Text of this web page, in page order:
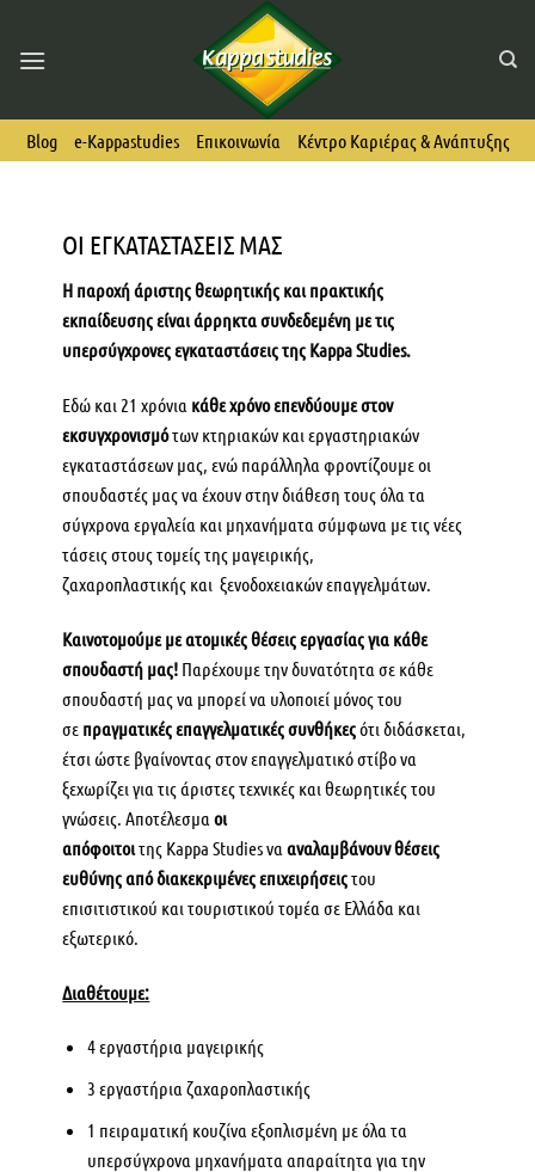
content
Blog e-Kappastudies Επικοινωνία Κέντρο Καριέρας & Ανάπτυξης
ΟΙ ΕΓΚΑΤΑΣΤΑΣΕΙΣ ΜΑΣ
Η παροχή άριστης θεωρητικής και πρακτικής
εκπαίδευσης είναι άρρηκτα συνδεδεμένη με τις
υπερσύγχρονες εγκαταστάσεις της KappaStudies.
Εδώ και 21 χρόνια κάθε χρόνο επενδύουμε στον
εκσυγχρονισμότων κτηριακών και εργαστηριακών
εγκαταστάσεων μας, ενώ παράλληλα φροντίζουμε οι
σπουδαστές μας να έχουν στην διάθεση τους όλα τα
σύγχρονα εργαλεία και μηχανήματα σύμφωνα με τις νέες
τάσεις στους τομείς της μαγειρικής,
ζαχαροπλαστικής και ξενοδοχειακών επαγγελμάτων.
Καινοτομούμε με ατομικές θέσεις εργασίας για κάθε
σπουδαστή μας! Παρέχουμε την δυνατότητα σε κάθε
σπουδαστή μας να μπορεί να υλοποιεί μόνος του
σε πραγματικές επαγγελματικές συνθήκεςότι διδάσκεται,
έτσι ώστε βγαίνοντας στον επαγγελματικό στίβο να
ξεχωρίζει για τις άριστες τεχνικές και θεωρητικές του
γνώσεις. Αποτέλεσμαοι
απόφοιτοιτης Kappa Studies νααναλαμβάνουν θέσεις
ευθύνης από διακεκριμένες επιχειρήσειςτου
επισιτιστικού και τουριστικού τομέα σε Ελλάδα και
εξωτερικό.
Διαθέτουμε:
4 εργαστήρια μαγειρικής
3 εργαστήρια ζαχαροπλαστικής
1 πειραματική κουζίνα εξοπλισμένη με όλα τα
υπερσύγχρονα μηχανήματα απαραίτητα για την